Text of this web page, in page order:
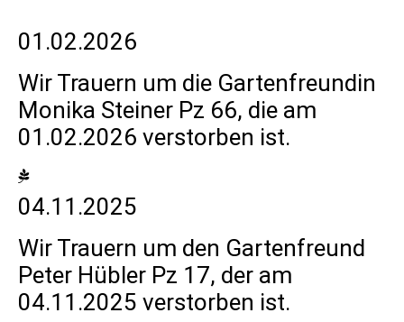
01.02.2026
Wir Trauern um die Gartenfreundin
Monika Steiner Pz 66, die am
01.02.2026 verstorben ist.
04.11.2025
Wir Trauern um den Gartenfreund
Peter Hübler Pz 17, der am
04.11.2025 verstorben ist.